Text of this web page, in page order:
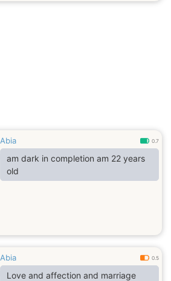
Abia 0.7
am dark in completion am 22 years
old
Abia 0.5
Love and affection and marriage